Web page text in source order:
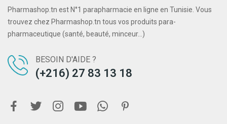
Pharmashop.tn est N°1 parapharmacie en ligne en Tunisie. Vous
trouvez chez Pharmashop.tn tous vos produits para-
pharmaceutique (santé, beauté, minceur...)
BESOIN D'AIDE ?
(+216) 27 83 13 18